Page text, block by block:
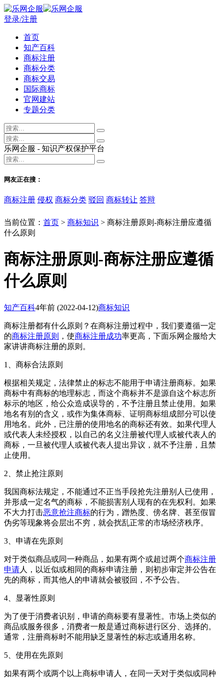
登录/注册
首页
知产百科
商标注册
商标分类
商标交易
国际商标
官网建站
专题分类
乐网企服 - 知识产权保护平台
网友正在搜：
商标注册 侵权 商标分类 驳回 商标转让 答辩
当前位置： 首页 > 商标知识 > 商标注册原则-商标注册应遵循
什么原则
商标注册原则-商标注册应遵循
什么原则
知产百科4年前 (2022-04-12)商标知识
商标注册都有什么原则？在商标注册过程中，我们要遵循一定
的商标注册原则 ，使商标注册成功率更高，下面乐网企服给大
家讲讲商标注册的原则。
1、商标合法原则
根据相关规定，法律禁止的标志不能用于申请注册商标。如果
商标中有商标的地理标志，而这个商标并不是源自这个标志所
标示的地区，给公众造成误导的，不予注册且禁止使用。如果
地名有别的含义，或作为集体商标、证明商标组成部分可以使
用地名。此外，已注册的使用地名的商标还有效。如果代理人
或代表人未经授权，以自己的名义注册被代理人或被代表人的
商标，一旦被代理人或被代表人提出异议，就不予注册，且禁
止使用。
2、禁止抢注原则
我国商标法规定，不能通过不正当手段抢先注册别人已使用，
并形成一定名气的商标，不能损害别人现有的在先权利。如果
不大力打击恶意抢注商标的行为，蹭热度、傍名牌、甚至假冒
伪劣等现象将会层出不穷，就会扰乱正常的市场经济秩序。
3、申请在先原则
对于类似商品或同一种商品，如果有两个或超过两个商标注册
申请人，以近似或相同的商标申请注册，则初步审定并公告在
先的商标，而其他人的申请就会被驳回，不予公告。
4、显著性原则
为了便于消费者识别，申请的商标要有显著性。市场上类似的
商品或服务很多，消费者一般是通过商标进行区分、选择的。
通常，注册商标时不能用缺乏显著性的标志或通用名称。
5、使用在先原则
如果有两个或两个以上商标申请人，在同一天对于类似或同种